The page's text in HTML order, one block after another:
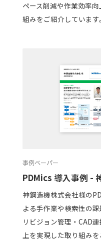
ペース削減や作業効率
組みをご紹介しています。
事例ペーパー
PDMics 導入事例 -
神鋼造機株式会社様の
よる手作業や検索性の
リビジョン管理・CAD
上を実現した取り組みを